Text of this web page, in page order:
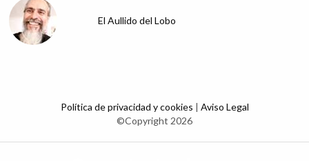
El Aullido del Lobo
Política de privacidad y cookies | Aviso Legal
©Copyright 2026